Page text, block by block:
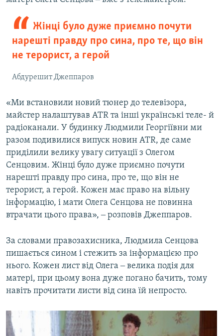
Жінці було дуже приємно почути
нарешті правду про сина, про те, що він
не терорист, а герой
Абдурешит Джеппаров
«Ми встановили новий тюнер до телевізора,
майстер налаштував ATR та інші українські теле- й
радіоканали. У будинку Людмили Георгіївни ми
разом подивилися випуск новин ATR, де саме
приділили велику увагу ситуації з Олегом
Сенцовим. Жінці було дуже приємно почути
нарешті правду про сина, про те, що він не
терорист, а герой. Кожен має право на вільну
інформацію, і мати Олега Сенцова не повинна
втрачати цього права», ‒ розповів Джеппаров.
За словами правозахисника, Людмила Сенцова
пишається сином і стежить за інформацією про
нього. Кожен лист від Олега ‒ велика подія для
матері, при цьому вона дуже погано бачить, тому
навіть прочитати листи від сина їй непросто.